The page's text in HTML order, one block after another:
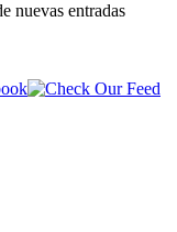
nuevas entradas